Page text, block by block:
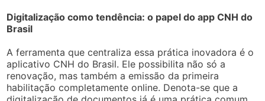
Digitalização como tendência: o papel do app CNH do
Brasil
A ferramenta que centraliza essa prática inovadora é o
aplicativo CNH do Brasil. Ele possibilita não só a
renovação, mas também a emissão da primeira
habilitação completamente online. Denota-se que a